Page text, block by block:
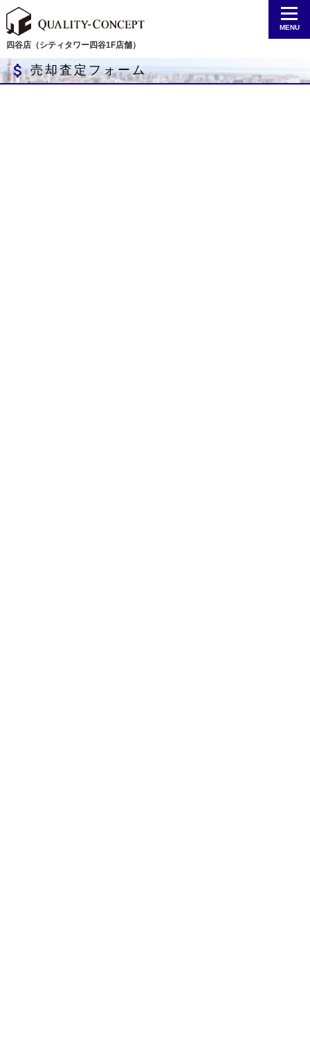
四谷店（シティタワー四谷1F店舗）
MENU
attach_money 売却査定フォーム